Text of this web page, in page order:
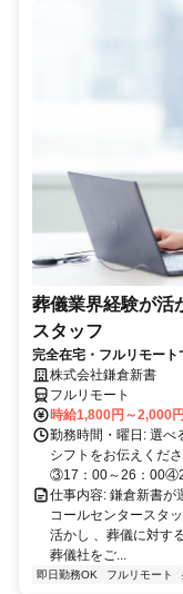
葬儀業界経験が活
スタッフ
完全在宅・フルリモー
から未経験でも安心！
イフバランス！
株式会社鎌倉新書
フルリモート
時給1,800円～2,000円
勤務時間・曜日: 選
シフトをお伝えくだ
③17：00～26：
仕事内容: 鎌倉新書が
コールセンタースタ
活かし 、葬儀に対す
葬儀社をご...
即日勤務OK フルリモート